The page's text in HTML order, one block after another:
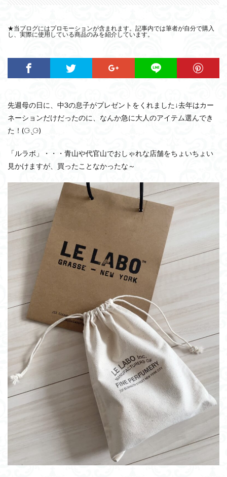
★当ブログにはプロモーションが含まれます。記事内では筆者が自分で購入
し、実際に使用している商品のみを紹介しています。
先週母の日に、中3の息子がプレゼントをくれました↓去年はカー
ネーションだけだったのに、なんか急に大人のアイテム選んでき
た！(⚆.̮⚆)
「ルラボ」・・・青山や代官山でおしゃれな店舗をちょいちょい
見かけますが、買ったことなかったな～